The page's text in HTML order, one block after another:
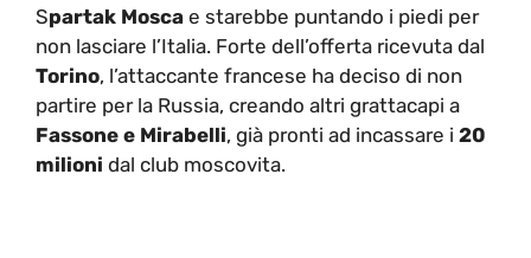
Spartak Mosca e starebbe puntando i piedi per
non lasciare l’Italia. Forte dell’offerta ricevuta dal
Torino, l’attaccante francese ha deciso di non
partire per la Russia, creando altri grattacapi a
Fassone e Mirabelli, già pronti ad incassare i 20
milioni dal club moscovita.